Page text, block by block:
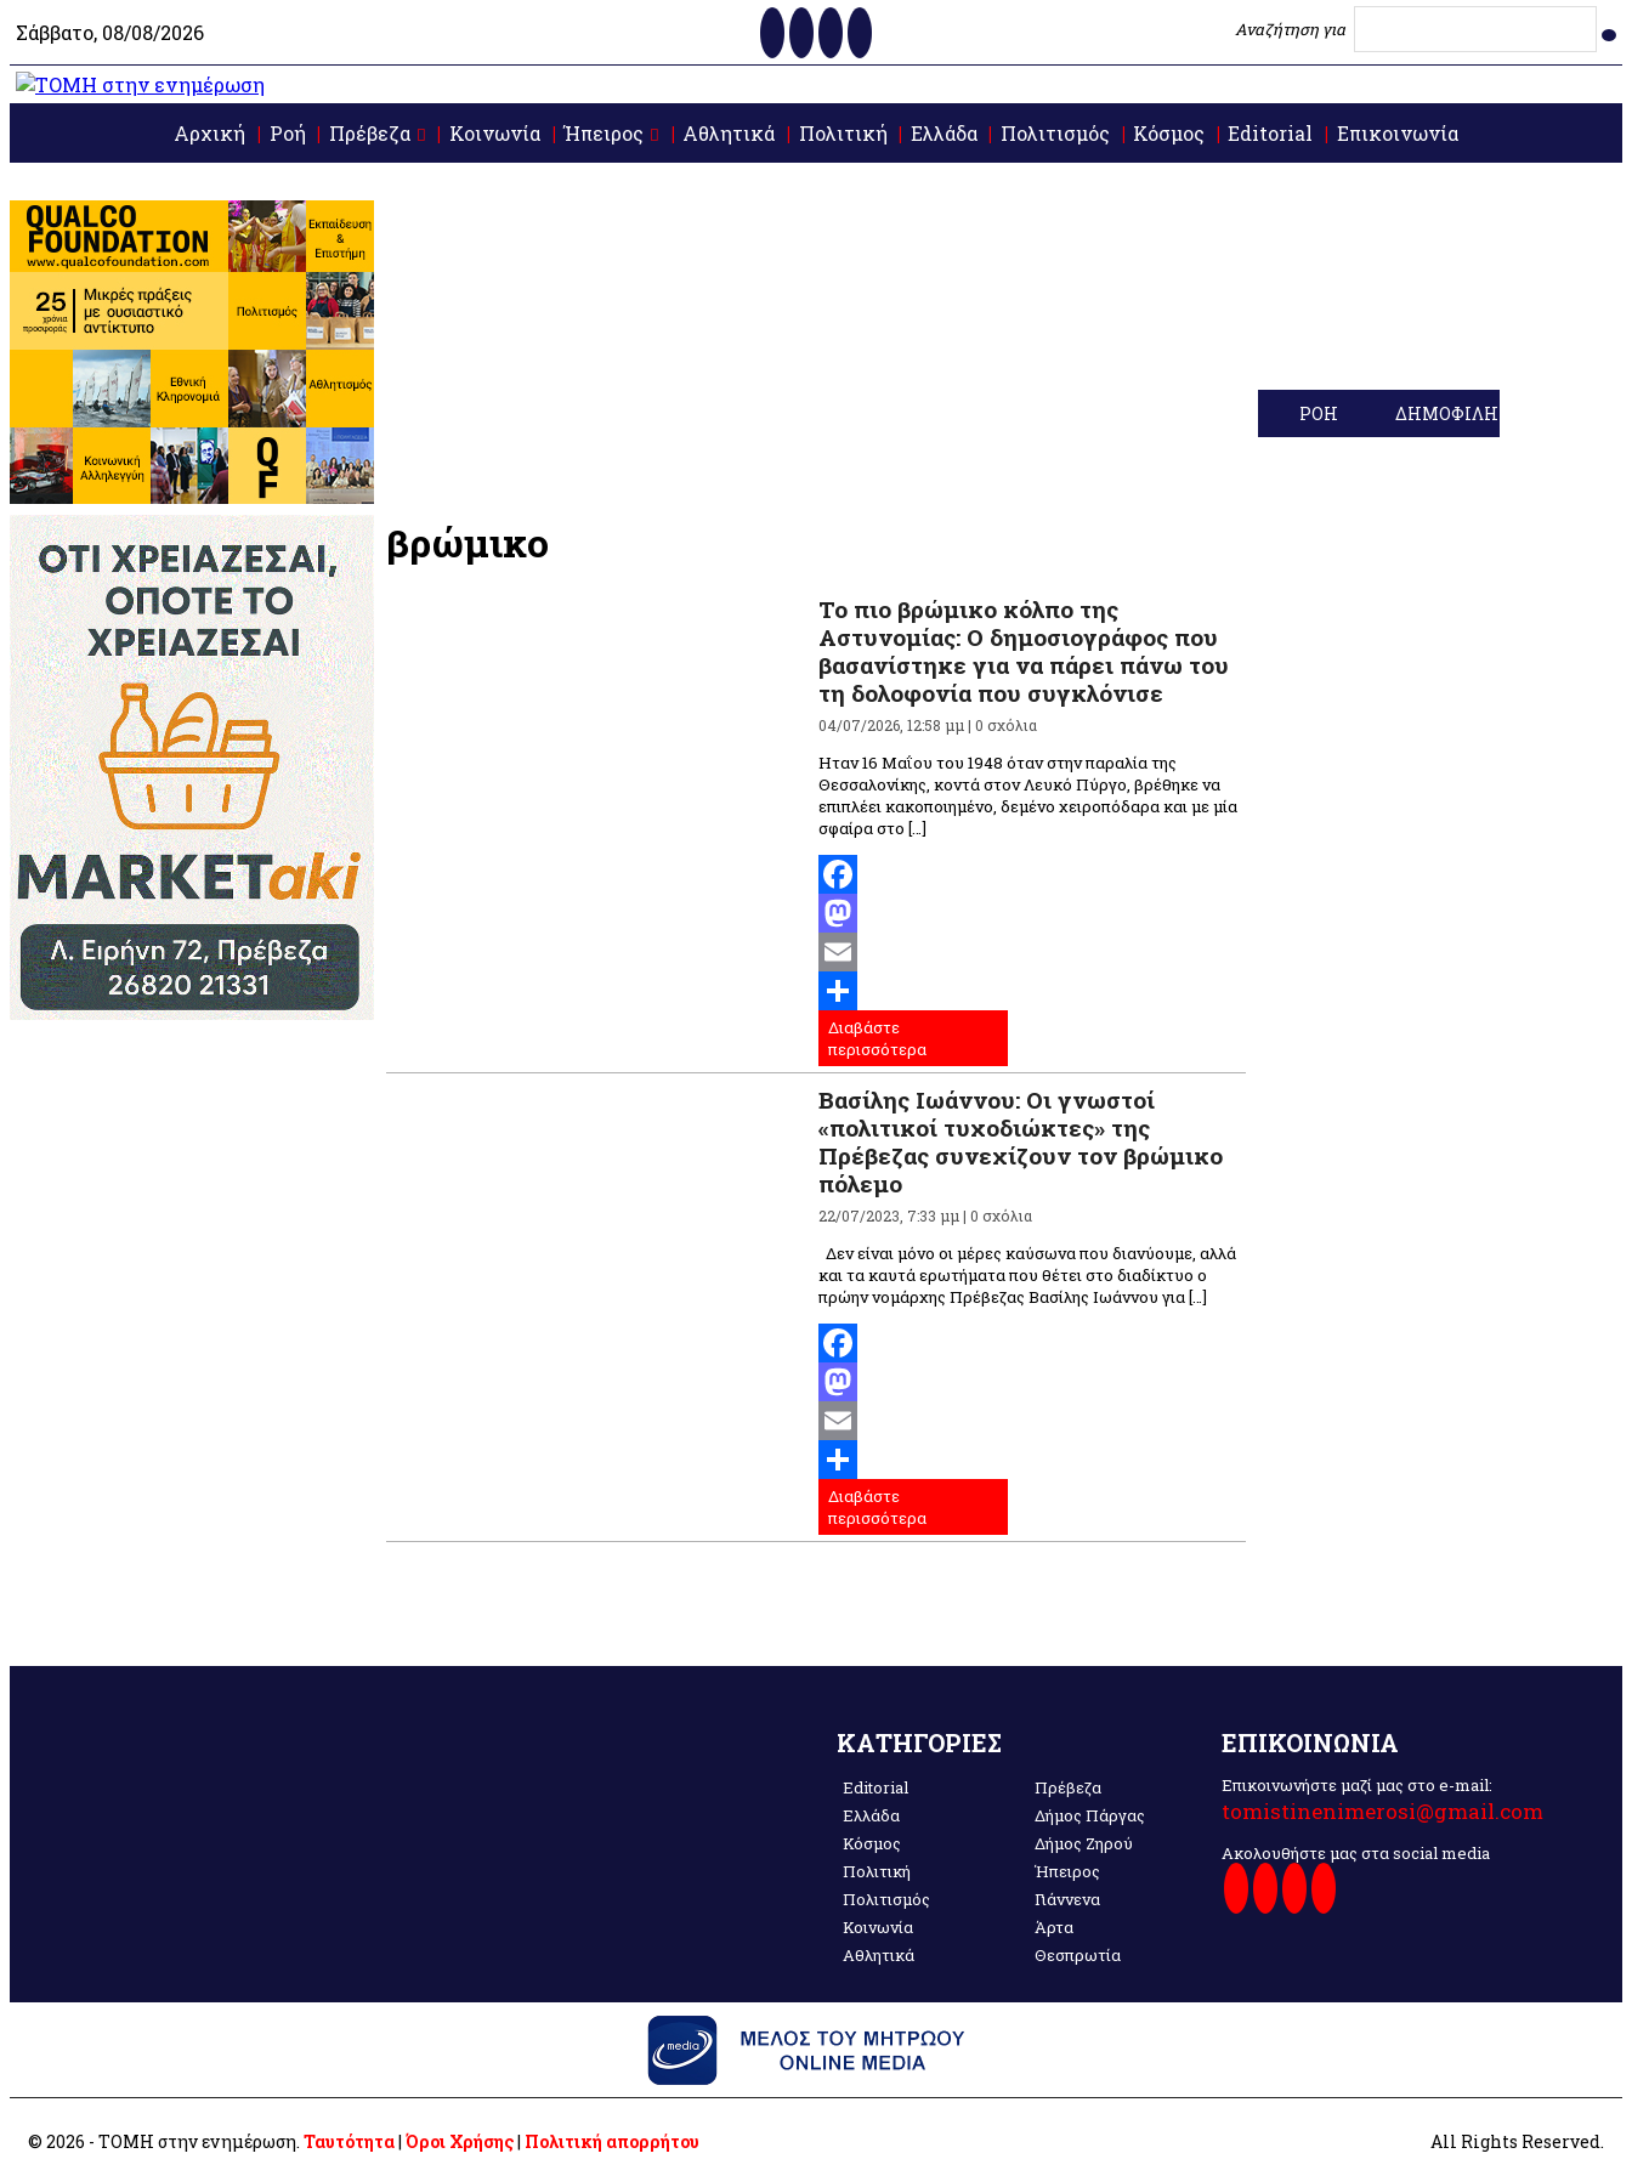
Σάββατο, 08/08/2026 Αναζήτηση για
Αρχική Ροή Πρέβεζα Κοινωνία Ήπειρος Αθλητικά Πολιτική Ελλάδα Πολιτισμός Κόσμος Editorial Επικοινωνία
βρώμικο
Το πιο βρώμικο κόλπο της
Αστυνομίας: Ο δημοσιογράφος που
βασανίστηκε για να πάρει πάνω του
τη δολοφονία που συγκλόνισε
04/07/2026, 12:58 μμ |0 σχόλια
Ηταν 16 Μαΐου του 1948 όταν στην παραλία της
Θεσσαλονίκης, κοντά στον Λευκό Πύργο, βρέθηκε να
επιπλέει κακοποιημένο, δεμένο χειροπόδαρα και με μία
σφαίρα στο […]
Facebook
Mastodon
Email
Μοιραστείτε
Διαβάστε
περισσότερα
Βασίλης Ιωάννου: Οι γνωστοί
«πολιτικοί τυχοδιώκτες» της
Πρέβεζας συνεχίζουν τον βρώμικο
πόλεμο
22/07/2023, 7:33 μμ |0 σχόλια
Δεν είναι μόνο οι μέρες καύσωνα που διανύουμε, αλλά
και τα καυτά ερωτήματα που θέτει στο διαδίκτυο ο
πρώην νομάρχης Πρέβεζας Βασίλης Ιωάννου για […]
Facebook
Mastodon
Email
Μοιραστείτε
Διαβάστε
περισσότερα
ΡΟΗ ΔΗΜΟΦΙΛΗ
ΚΑΤΗΓΟΡΙΕΣ
Editorial
Ελλάδα
Κόσμος
Πολιτική
Πολιτισμός
Κοινωνία
Αθλητικά
Πρέβεζα
Δήμος Πάργας
Δήμος Ζηρού
Ήπειρος
Γιάννενα
Άρτα
Θεσπρωτία
ΕΠΙΚΟΙΝΩΝΙΑ
Επικοινωνήστε μαζί μας στο e-mail:
tomistinenimerosi@gmail.com
Ακολουθήστε μας στα social media
© 2026 - ΤΟΜΗ στην ενημέρωση. Ταυτότητα| Όροι Χρήσης| Πολιτική απορρήτου All Rights Reserved.